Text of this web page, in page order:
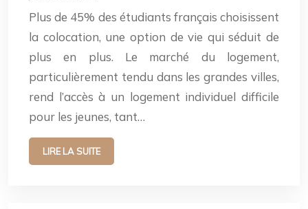
Plus de 45% des étudiants français choisissent
la colocation, une option de vie qui séduit de
plus en plus. Le marché du logement,
particulièrement tendu dans les grandes villes,
rend l’accès à un logement individuel difficile
pour les jeunes, tant…
LIRE LA SUITE